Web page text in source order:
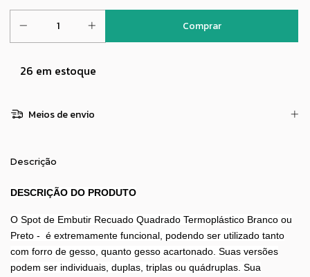
26 em estoque
Meios de envio
Descrição
DESCRIÇÃO DO PRODUTO
O Spot de Embutir Recuado Quadrado Termoplástico Branco ou
Preto - é extremamente funcional, podendo ser utilizado tanto
com forro de gesso, quanto gesso acartonado. Suas versões
podem ser individuais, duplas, triplas ou quádruplas. Sua